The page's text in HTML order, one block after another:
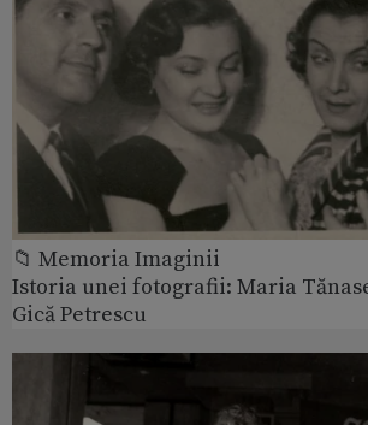
📁 Memoria Imaginii
Istoria unei fotografii: Maria
Gică Petrescu